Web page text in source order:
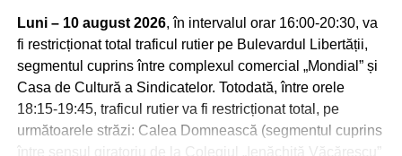
(2.479 m), aflat la 600 m de Vârful Omu şi la o distanţă
mai mică de Vârful Ocolit, numit şi Bucura Dumbravă.
Încărcătura deosebită a acestor locuri i-a atras de-a lungul
timpului atât pe daci, cât şi pe primii creştini, călugării,
care se aflau în căutarea însingurării şi a unui loc de
rugăciune departe de zgomotul lumii. Se spune că în
Luni – 10 august 2026, în intervalul orar 16:00-20:30, va
fi restricționat total traficul rutier pe Bulevardul Libertății,
segmentul cuprins între complexul comercial „Mondial” și
Casa de Cultură a Sindicatelor. Totodată, între orele
18:15-19:45, traficul rutier va fi restricționat total, pe
următoarele străzi: Calea Domnească (segmentul cuprins
între sensul giratoriu de la Colegiul „Ienăchiță Văcărescu”